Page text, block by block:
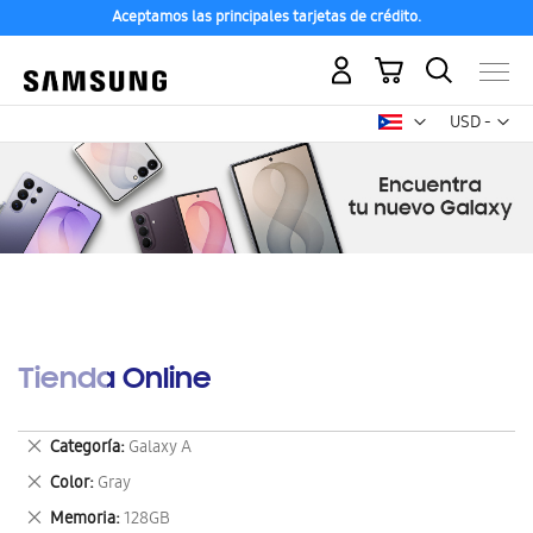
Aceptamos las principales tarjetas de crédito.
USD -
dólar
Mi carrito
Tienda Online
Categoría Galaxy A
Eliminar
este
artículo
Color Gray
Eliminar
este
Memoria 128GB
Eliminar